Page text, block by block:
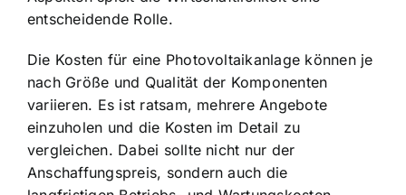
entscheidende Rolle.
Die Kosten für eine Photovoltaikanlage können je
nach Größe und Qualität der Komponenten
variieren. Es ist ratsam, mehrere Angebote
einzuholen und die Kosten im Detail zu
vergleichen. Dabei sollte nicht nur der
Anschaffungspreis, sondern auch die